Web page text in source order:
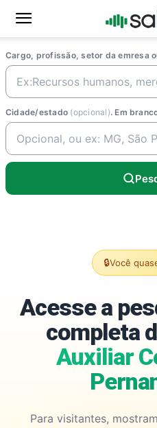
Cargo, profissão, setor da emresa
Cidade/estado (opcional). Em
🔒Você
Acesse a
completa
Auxiliar
Para visitantes,